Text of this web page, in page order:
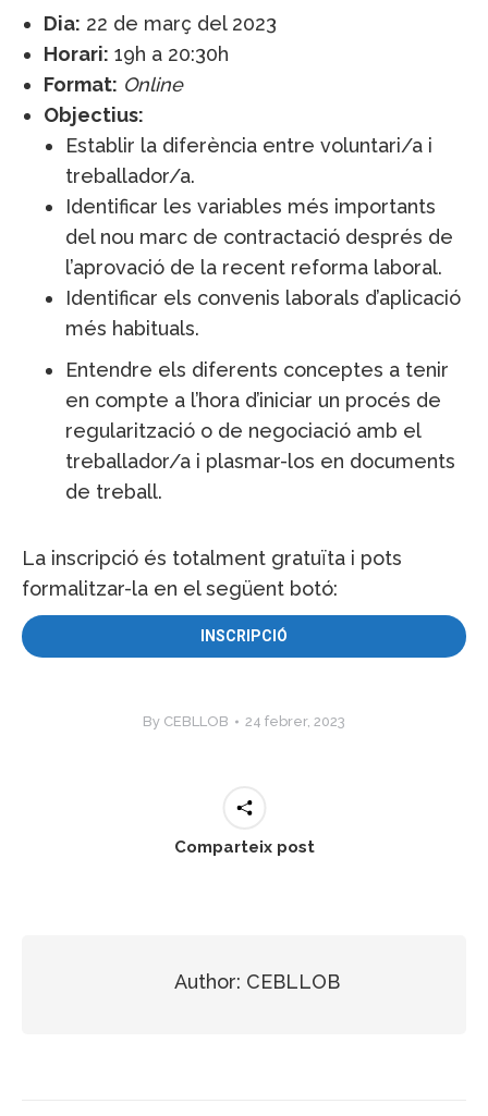
Dia: 22 de març del 2023
Horari: 19h a 20:30h
Format: Online
Objectius:
Establir la diferència entre voluntari/a i
treballador/a.
Identificar les variables més importants
del nou marc de contractació després de
l’aprovació de la recent reforma laboral.
Identificar els convenis laborals d’aplicació
més habituals.
Entendre els diferents conceptes a tenir
en compte a l’hora d’iniciar un procés de
regularització o de negociació amb el
treballador/a i plasmar-los en documents
de treball.
La inscripció és totalment gratuïta i pots
formalitzar-la en el següent botó:
INSCRIPCIÓ
By CEBLLOB 24 febrer, 2023
Comparteix post
Author: CEBLLOB